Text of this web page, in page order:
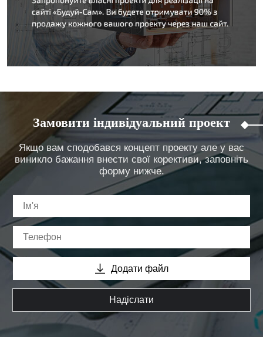
Замовити індивідуальний проект
Якщо вам сподобався концепт проекту але у вас
виникло бажання внести свої корективи, заповніть
форму нижче.
Додати файл
Надіслати